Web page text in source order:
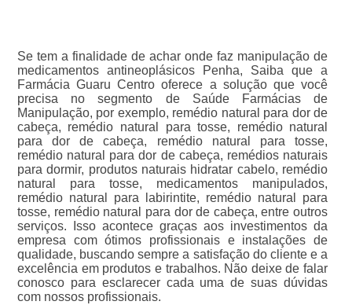
Se tem a finalidade de achar onde faz manipulação de
medicamentos antineoplásicos Penha, Saiba que a
Farmácia Guaru Centro oferece a solução que você
precisa no segmento de Saúde Farmácias de
Manipulação, por exemplo, remédio natural para dor de
cabeça, remédio natural para tosse, remédio natural
para dor de cabeça, remédio natural para tosse,
remédio natural para dor de cabeça, remédios naturais
para dormir, produtos naturais hidratar cabelo, remédio
natural para tosse, medicamentos manipulados,
remédio natural para labirintite, remédio natural para
tosse, remédio natural para dor de cabeça, entre outros
serviços. Isso acontece graças aos investimentos da
empresa com ótimos profissionais e instalações de
qualidade, buscando sempre a satisfação do cliente e a
excelência em produtos e trabalhos. Não deixe de falar
conosco para esclarecer cada uma de suas dúvidas
com nossos profissionais.